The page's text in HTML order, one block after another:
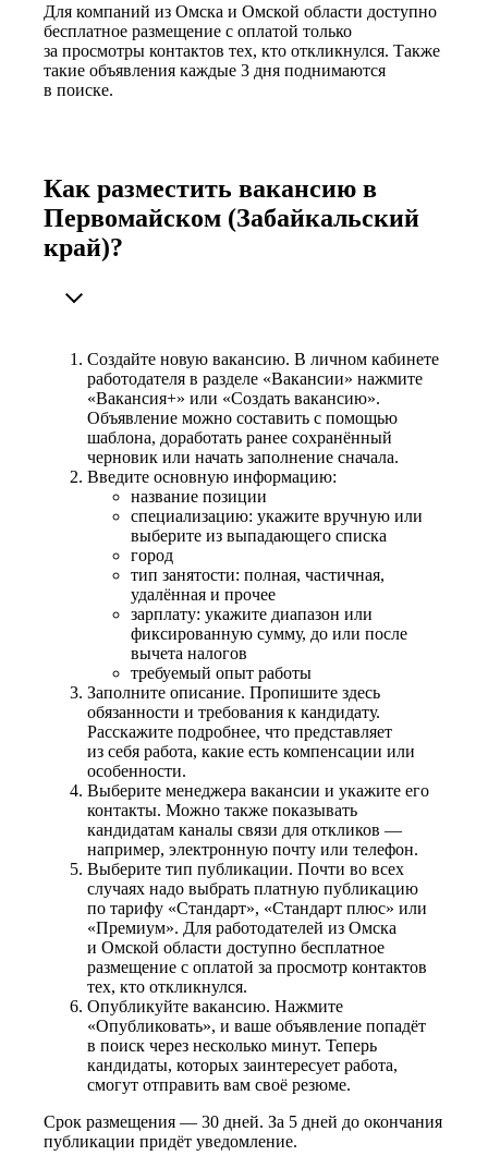
Для компаний из Омска и Омской области доступно
бесплатное размещение с оплатой только
за просмотры контактов тех, кто откликнулся. Также
такие объявления каждые 3 дня поднимаются
в поиске.
Как разместить вакансию в
Первомайском (Забайкальский
край)?
Создайте новую вакансию. В личном кабинете
работодателя в разделе «Вакансии» нажмите
«Вакансия+» или «Создать вакансию».
Объявление можно составить с помощью
шаблона, доработать ранее сохранённый
черновик или начать заполнение сначала.
Введите основную информацию:
название позиции
специализацию: укажите вручную или
выберите из выпадающего списка
город
тип занятости: полная, частичная,
удалённая и прочее
зарплату: укажите диапазон или
фиксированную сумму, до или после
вычета налогов
требуемый опыт работы
Заполните описание. Пропишите здесь
обязанности и требования к кандидату.
Расскажите подробнее, что представляет
из себя работа, какие есть компенсации или
особенности.
Выберите менеджера вакансии и укажите его
контакты. Можно также показывать
кандидатам каналы связи для откликов —
например, электронную почту или телефон.
Выберите тип публикации. Почти во всех
случаях надо выбрать платную публикацию
по тарифу «Стандарт», «Стандарт плюс» или
«Премиум». Для работодателей из Омска
и Омской области доступно бесплатное
размещение с оплатой за просмотр контактов
тех, кто откликнулся.
Опубликуйте вакансию. Нажмите
«Опубликовать», и ваше объявление попадёт
в поиск через несколько минут. Теперь
кандидаты, которых заинтересует работа,
смогут отправить вам своё резюме.
Срок размещения — 30 дней. За 5 дней до окончания
публикации придёт уведомление.